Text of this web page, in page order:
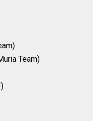
Team)